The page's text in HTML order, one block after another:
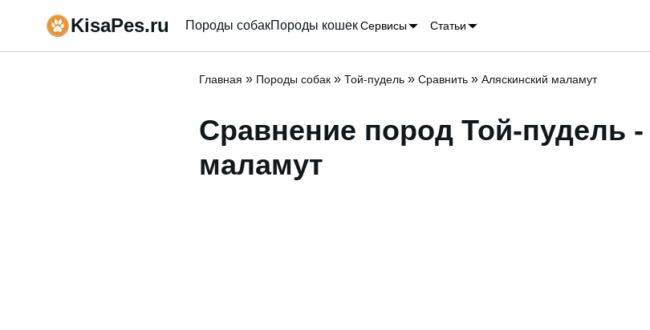
KisaPes.ru Породы собакПороды кошекСервисы Статьи
Главная » Породы собак » Той-пудель » Сравнить » Аляскинский маламут
Сравнение пород Той-пудель
маламут